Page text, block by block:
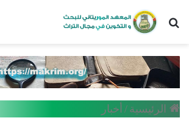
بحث
الرئيسية / أخبار